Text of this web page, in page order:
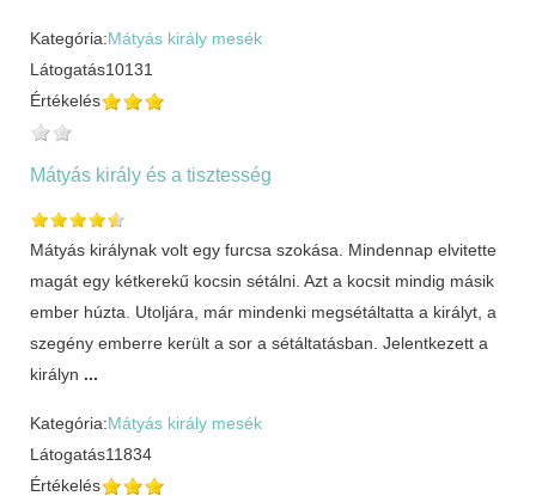
Kategória:Mátyás király mesék
Látogatás10131
Értékelés
Mátyás király és a tisztesség
Mátyás királynak volt egy furcsa szokása. Mindennap elvitette
magát egy kétkerekű kocsin sétálni. Azt a kocsit mindig másik
ember húzta. Utoljára, már mindenki megsétáltatta a királyt, a
szegény emberre került a sor a sétáltatásban. Jelentkezett a
királyn ...
Kategória:Mátyás király mesék
Látogatás11834
Értékelés